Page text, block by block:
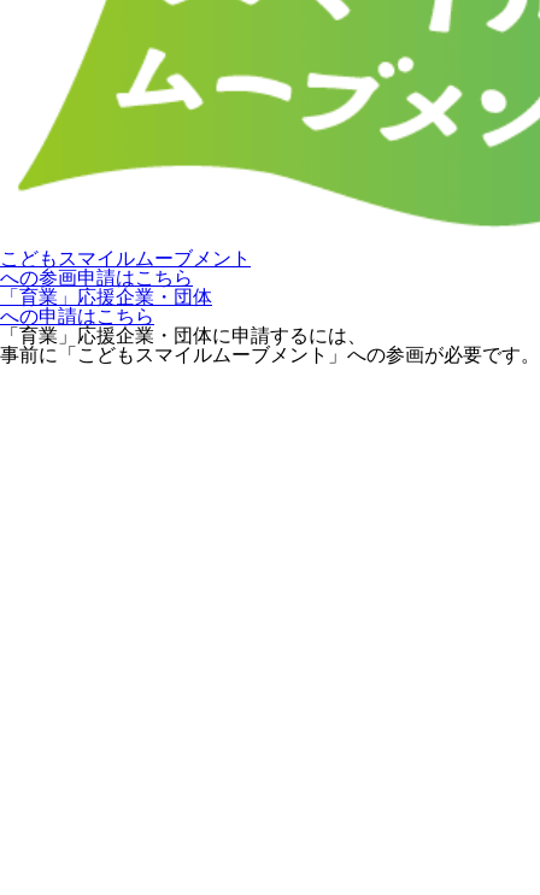
こどもスマイルムーブメント
への参画申請はこちら
「育業」応援企業・団体
への申請はこちら
「育業」応援企業・団体に申請するには、
事前に「こどもスマイルムーブメント」への参画が必要です。